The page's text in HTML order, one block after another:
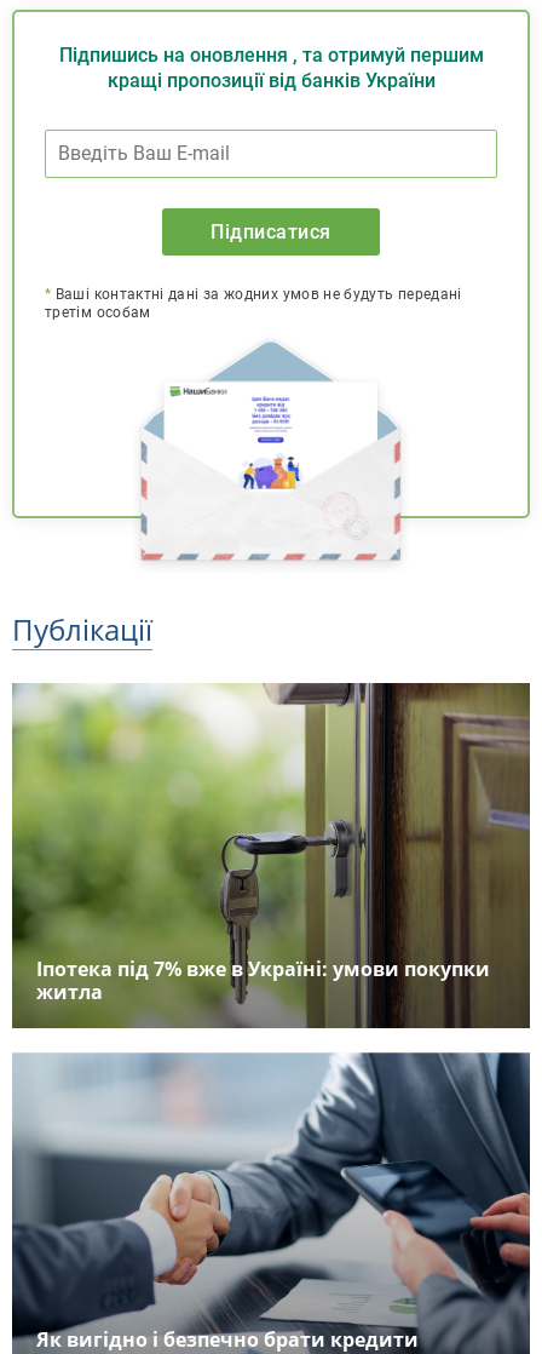
Підпишись на оновлення , та отримуй першим
кращі пропозиції від банків України
Підписатися
* Ваші контактні дані за жодних умов не будуть передані
третім особам
Публікації
Іпотека під 7% вже в Україні: умови покупки
житла
Як вигідно і безпечно брати кредити